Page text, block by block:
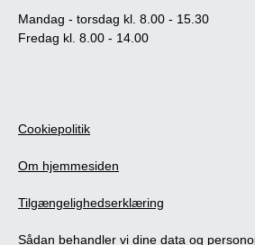
Mandag - torsdag kl. 8.00 - 15.30
Fredag kl. 8.00 - 14.00
Cookiepolitik
Om hjemmesiden
Tilgængelighedserklæring
Sådan behandler vi dine data og